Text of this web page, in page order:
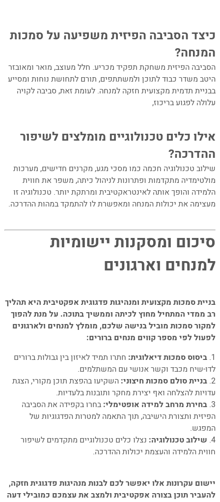
כיצד הסביבה הפיזית משפיעה על סמכות
המנחה?
הסביבה הפיזית משחקת תפקיד מכריע. חלל מעוצב, מואר ומאובזר
היטב משדר כבוד לתוכן ולמשתתפים, תורם לתחושת נוחות ומסייע
בבניית תדמית מקצועית חזקה למנחה. לעומת זאת, סביבה לקויה
עלולה לפגוע בריכוז,
אילו כלים טכנולוגיים מומלצים לשיפור
ההדרכה?
שילוב טכנולוגיה חכמה כמו מסכי מגע, מקרנים חדישים, מערכות
מולטימדיה מתקדמות ופתרונות לניהול כיתה, משפר את חווית
הלמידה והופך אותה לאינטראקטיבית ומרתקת יותר. טכנולוגיה זו
מעצימה את יכולות המנחה ומאפשרת לו להתמקד במהות ההדרכה.
סיכום ומסקנות יישומיות
למנחים וארגונים
בניית סמכות מקצועית ומנהיגות פדגוגית אפקטיבית היא תהליך
רב ממדי המתחיל מחוץ לכיתה וממשיך בתוכה. על מנת להפוך
למקור סמכות מוביל בנישה שלכם, מומלץ למנחים ולארגונים
לפעול לפי מספר קווים מנחים ברורים:
ביסוס סמכות דיאלוגית: חתרו תמיד לאיזון בין גבולות ברורים
לדו-שיח מכבד וקשר אנושי עם המשתלמים.
בניית סולם סמכות חיצוני: השקיעו בהפצת תוכן מקורי, הצגת
עדויות להצלחה ואף יצירת מחקר ותובנות בלעדיות.
בחירת מרחב למידה אופטימלי: בחרו בקפידה את הסביבה
הפיזית ותצורת הישיבה, תוך התאמה למטרות הפדגוגיות של
המפגש.
שילוב טכנולוגיה: נצלו כלים טכנולוגיים מתקדמים לשיפור
חווית הלמידה והעצמת יכולות ההדרכה.
יישום עקרונות אלו יאפשר לכם לבנות מנהיגות פדגוגית חזקה,
להעביר תוכן בצורה אפקטיבית ולמצב את עצמכם כמובילי דעה